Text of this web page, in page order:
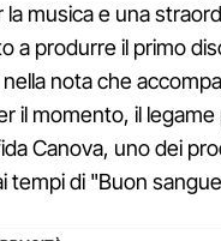
musica e una
a produrre il primo
nota che
il momento, il
Canova, uno dei
tempi di "Buon